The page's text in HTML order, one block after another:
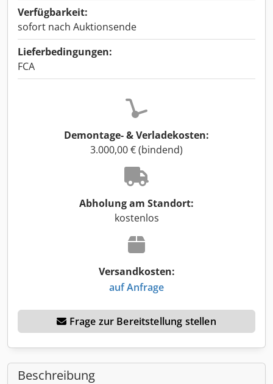
Verfügbarkeit:
sofort nach Auktionsende
Lieferbedingungen:
FCA
Demontage- & Verladekosten:
3.000,00 € (bindend)
Abholung am Standort:
kostenlos
Versandkosten:
auf Anfrage
Frage zur Bereitstellung stellen
Beschreibung